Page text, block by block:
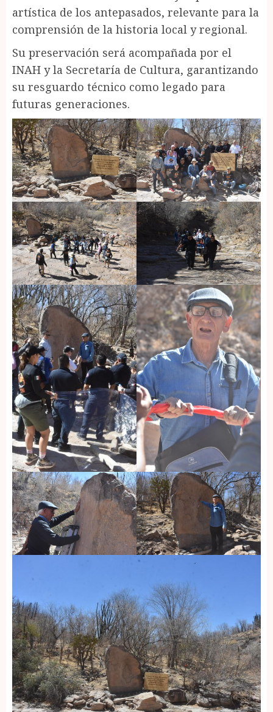
artística de los antepasados, relevante para la
comprensión de la historia local y regional.
Su preservación será acompañada por el
INAH y la Secretaría de Cultura, garantizando
su resguardo técnico como legado para
futuras generaciones.